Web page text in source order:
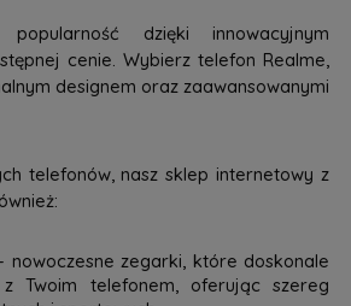
dzięki innowacyjnym
cenie. Wybierz telefon Realme,
designem oraz zaawansowanymi
telefonów, nasz sklep internetowy z
zegarki, które doskonale
z Twoim telefonem, oferując szereg